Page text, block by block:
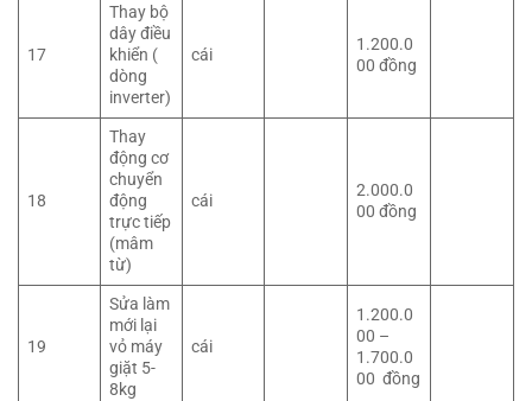
17
Thay bộ
dây điều
khiển (
dòng
inverter)
cái
1.200.0
00 đồng
18
Thay
động cơ
chuyển
động
trực tiếp
(mâm
từ)
cái
2.000.0
00 đồng
19
Sửa làm
mới lại
vỏ máy
giặt 5-
8kg
cái
1.200.0
00 –
1.700.0
00 đồng